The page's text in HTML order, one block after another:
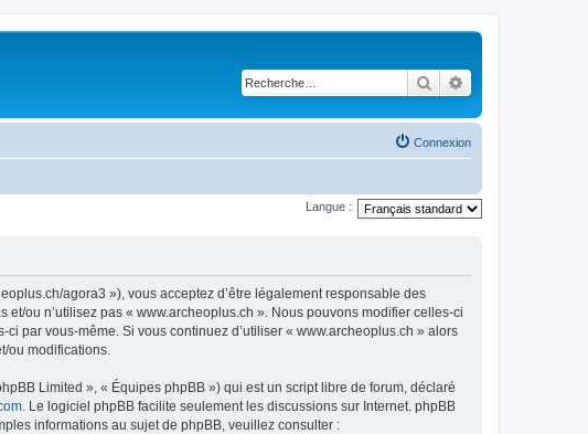
Rechercher
Connexion
Langue :
agora3 »), vous acceptez d’être légalement responsable des
ou n’utilisez pas « www.archeoplus.ch ». Nous pouvons modifier celles-ci
par vous-même. Si vous continuez d’utiliser « www.archeoplus.ch » alors
ou modifications.
Limited », « Équipes phpBB ») qui est un script libre de forum, déclaré
. Le logiciel phpBB facilite seulement les discussions sur Internet. phpBB
informations au sujet de phpBB, veuillez consulter :